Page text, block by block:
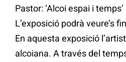
Pastor: ‘Alcoi espai i temps’
L’exposició podrà veure’s
En aquesta exposició
alcoiana. A través del